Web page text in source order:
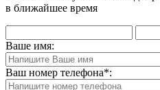
в ближайшее время
Ваше имя:
Ваш номер телефона*: